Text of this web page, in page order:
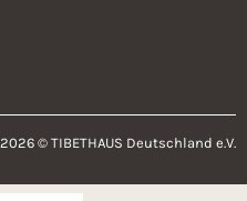
2026 © TIBETHAUS Deutschland e.V.